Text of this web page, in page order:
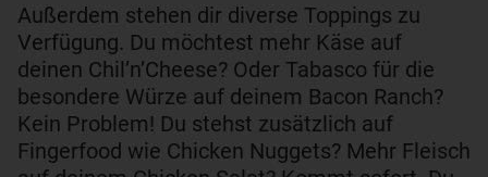
Außerdem stehen dir diverse Toppings zu
Verfügung. Du möchtest mehr Käse auf
deinen Chil’n’Cheese? Oder Tabasco für die
besondere Würze auf deinem Bacon Ranch?
Kein Problem! Du stehst zusätzlich auf
Fingerfood wie Chicken Nuggets? Mehr Fleisch